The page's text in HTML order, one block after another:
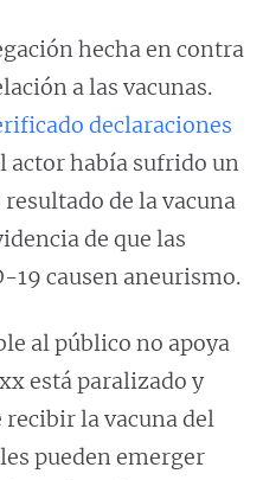
hecha en contra
a las vacunas.
declaraciones
actor había sufrido un
de la vacuna
de que las
19 causen aneurismo.
al público no apoya
está paralizado y
la vacuna del
pueden emerger